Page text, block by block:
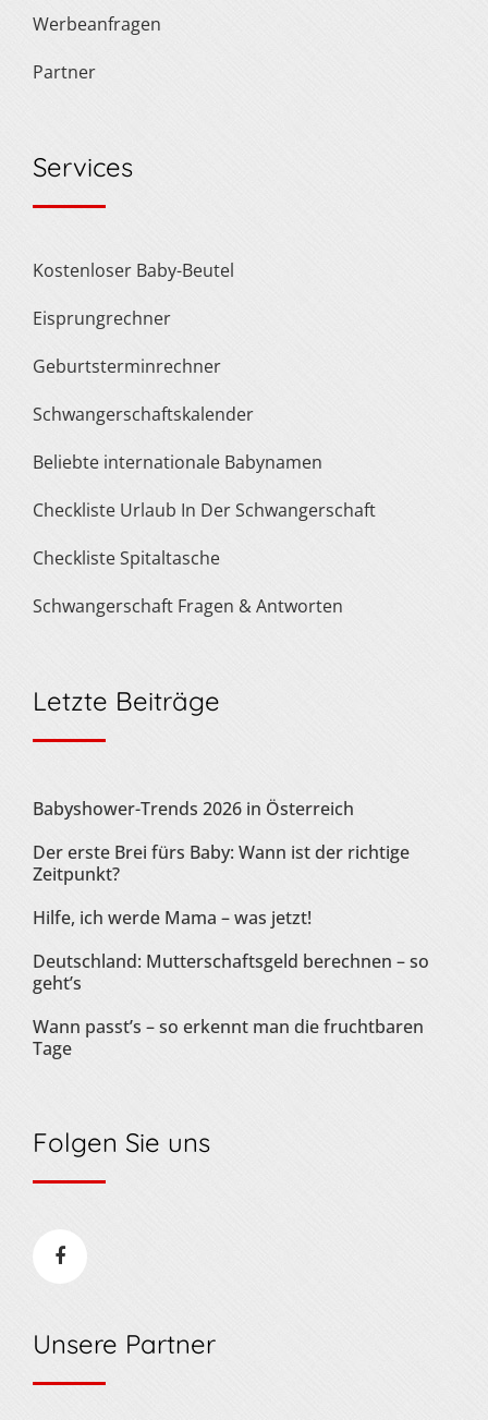
Werbeanfragen
Partner
Services
Kostenloser Baby-Beutel
Eisprungrechner
Geburtsterminrechner
Schwangerschaftskalender
Beliebte internationale Babynamen
Checkliste Urlaub In Der Schwangerschaft
Checkliste Spitaltasche
Schwangerschaft Fragen & Antworten
Letzte Beiträge
Babyshower-Trends 2026 in Österreich
Der erste Brei fürs Baby: Wann ist der richtige
Zeitpunkt?
Hilfe, ich werde Mama – was jetzt!
Deutschland: Mutterschaftsgeld berechnen – so
geht’s
Wann passt’s – so erkennt man die fruchtbaren
Tage
Folgen Sie uns
Unsere Partner